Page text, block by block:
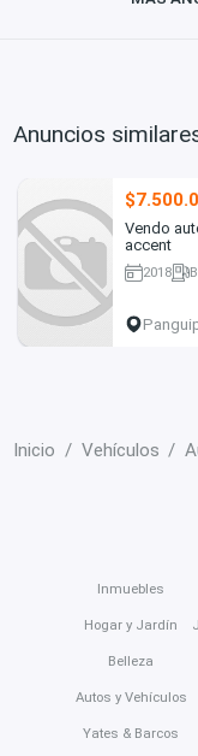
Anuncios
Vendo
accent
2018
Inicio Vehículos
Inmuebles
Hogar y Jardín
Belleza
Autos y Vehículos
Yates & Barcos